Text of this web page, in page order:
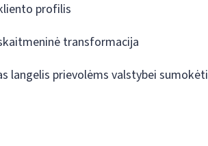
profilis
transformacija
langelis prievolėms valstybei sumokėti